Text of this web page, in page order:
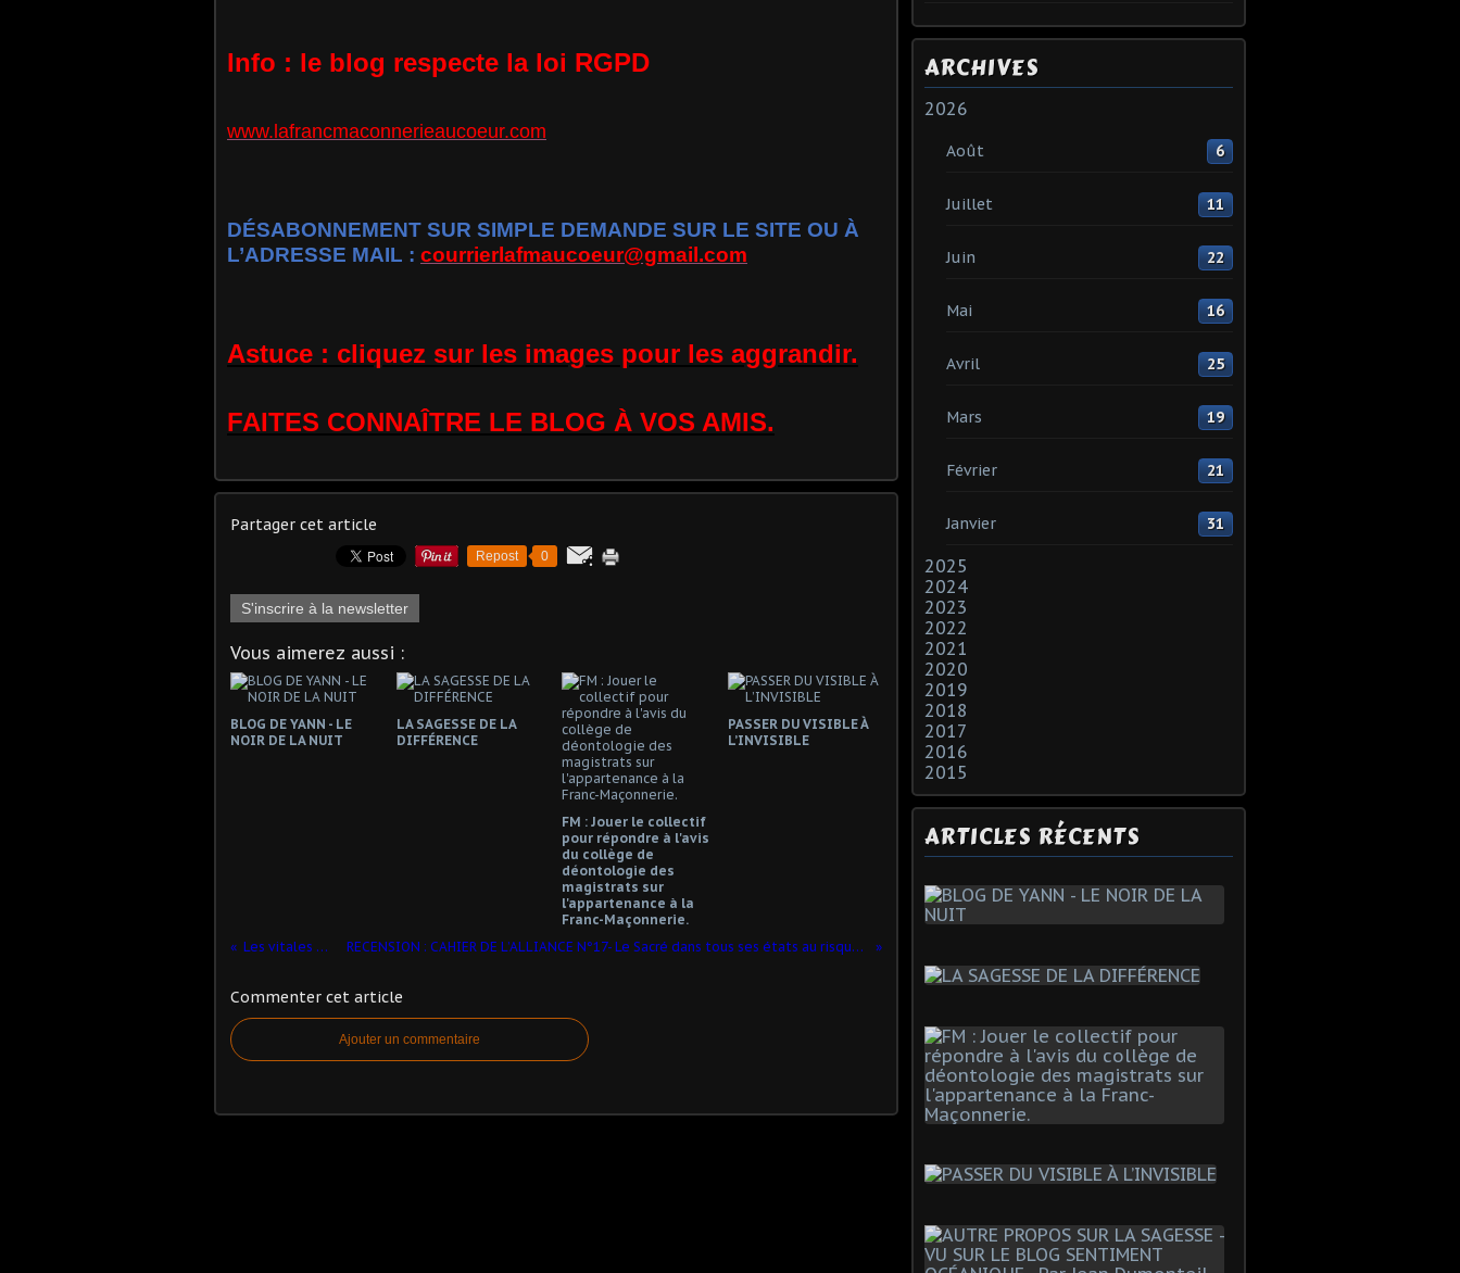
Info : le blog respecte la loi RGPD
www.lafrancmaconnerieaucoeur.com
DÉSABONNEMENT SUR SIMPLE DEMANDE SUR LE SITE OU À
L’ADRESSE MAIL : courrierlafmaucoeur@gmail.com
Astuce : cliquez sur les images pour les aggrandir.
FAITES CONNAÎTRE LE BLOG À VOS AMIS.
Partager cet article
Repost 0
S'inscrire à la newsletter
Vous aimerez aussi :
BLOG DE YANN - LE
NOIR DE LA NUIT
LA SAGESSE DE LA
DIFFÉRENCE
FM : Jouer le collectif
pour répondre à l'avis
du collège de
déontologie des
magistrats sur
l'appartenance à la
Franc-Maçonnerie.
PASSER DU VISIBLE À
L’INVISIBLE
Les vitales Zygote RECENSION : CAHIER DE L’ALLIANCE N°17- Le Sacré dans tous ses états au risque des profanations. Part IV.
Commenter cet article
Ajouter un commentaire
ARCHIVES
2026
Août 6
Juillet 11
Juin 22
Mai 16
Avril 25
Mars 19
Février 21
Janvier 31
2025
2024
2023
2022
2021
2020
2019
2018
2017
2016
2015
ARTICLES RÉCENTS